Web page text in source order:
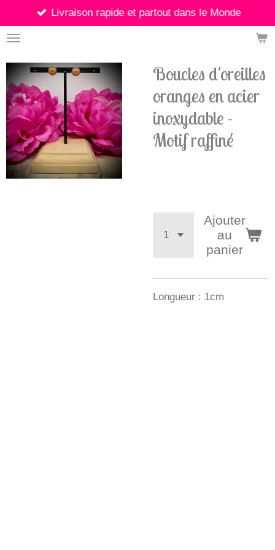
Passer
au
contenu
Livraison rapide et partout dans le Monde
Boucles d'oreilles
oranges en acier
inoxydable -
Motif raffiné
Ajouter
au
panier
Longueur : 1cm